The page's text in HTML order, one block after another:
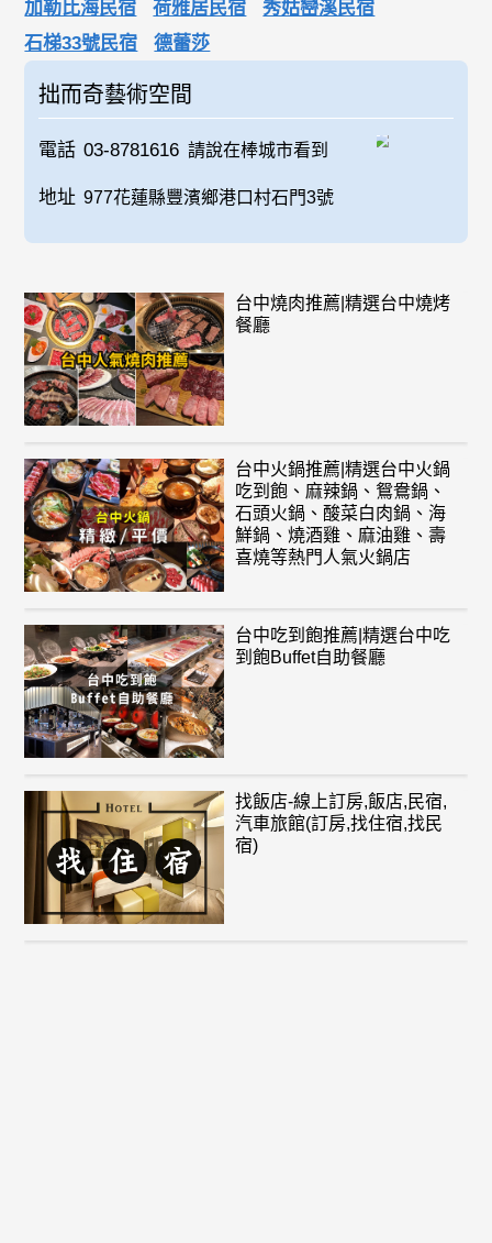
加勒比海民宿
荷雅居民宿
秀姑巒溪民宿
石梯33號民宿
德蕾莎
拙而奇藝術空間
電話 03-8781616 請說在棒城市看到
地址 977花蓮縣豐濱鄉港口村石門3號
台中燒肉推薦|精選台中燒烤
餐廳
台中火鍋推薦|精選台中火鍋
吃到飽、麻辣鍋、鴛鴦鍋、
石頭火鍋、酸菜白肉鍋、海
鮮鍋、燒酒雞、麻油雞、壽
喜燒等熱門人氣火鍋店
台中吃到飽推薦|精選台中吃
到飽Buffet自助餐廳
找飯店-線上訂房,飯店,民宿,
汽車旅館(訂房,找住宿,找民
宿)